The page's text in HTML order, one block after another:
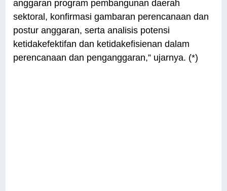
anggaran program pembangunan daerah
sektoral, konfirmasi gambaran perencanaan dan
postur anggaran, serta analisis potensi
ketidakefektifan dan ketidakefisienan dalam
perencanaan dan penganggaran,” ujarnya. (*)